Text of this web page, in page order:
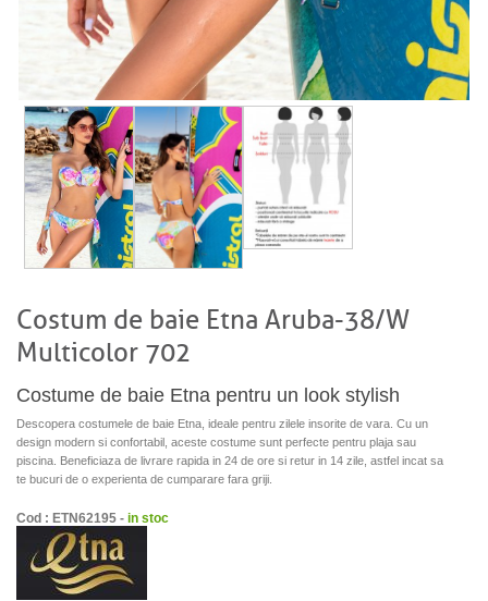
Costum de baie Etna Aruba-38/W
Multicolor 702
Costume de baie Etna pentru un look stylish
Descopera costumele de baie Etna, ideale pentru zilele insorite de vara. Cu un
design modern si confortabil, aceste costume sunt perfecte pentru plaja sau
piscina. Beneficiaza de livrare rapida in 24 de ore si retur in 14 zile, astfel incat sa
te bucuri de o experienta de cumparare fara griji.
Cod : ETN62195 - in stoc